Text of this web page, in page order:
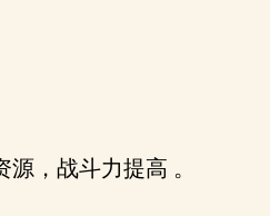
，战斗力提高 。